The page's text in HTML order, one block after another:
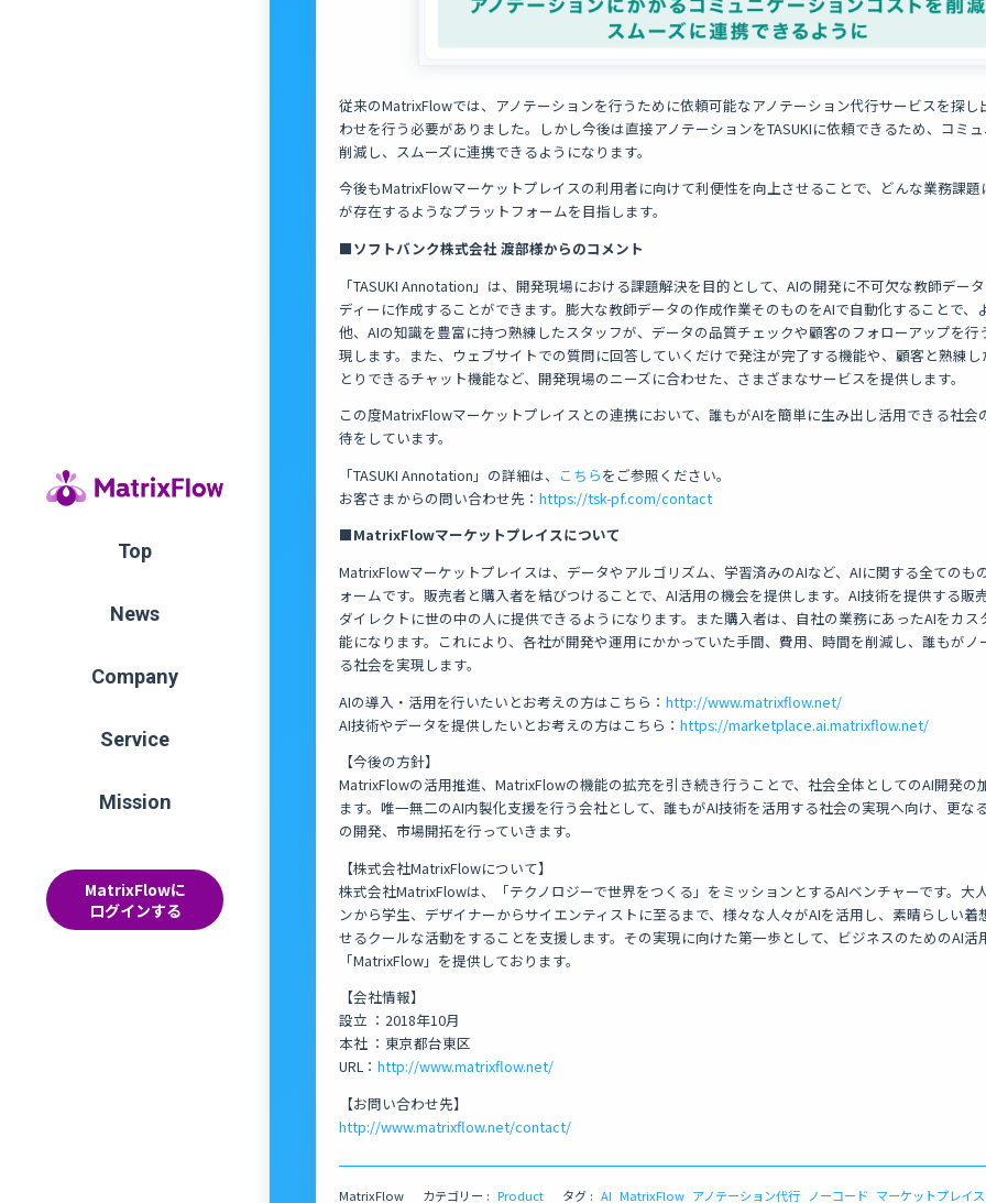
Top
News
Company
Service
Mission
MatrixFlowに
ログインする
従来のMatrixFlowでは、アノテーションを行うために依頼可能なアノテーション代行サービスを探
わせを行う必要がありました。しかし今後は直接アノテーションをTASUKIに依頼できるため、コミ
削減し、スムーズに連携できるようになります。
今後もMatrixFlowマーケットプレイスの利用者に向けて利便性を向上させることで、どんな業務課題
が存在するようなプラットフォームを目指します。
■ソフトバンク株式会社 渡部様からのコメント
「TASUKI Annotation」は、開発現場における課題解決を目的として、AIの開発に不可欠な教師デー
ディーに作成することができます。膨大な教師データの作成作業そのものをAIで自動化することで、
他、AIの知識を豊富に持つ熟練したスタッフが、データの品質チェックや顧客のフォローアップを
現します。また、ウェブサイトでの質問に回答していくだけで発注が完了する機能や、顧客と熟練
とりできるチャット機能など、開発現場のニーズに合わせた、さまざまなサービスを提供します。
この度MatrixFlowマーケットプレイスとの連携において、誰もがAIを簡単に生み出し活用できる社会
待をしています。
「TASUKI Annotation」の詳細は、
こちらをご参照ください。
お客さまからの問い合わせ先： https://tsk-pf.com/contact
■MatrixFlowマーケットプレイスについて
MatrixFlowマーケットプレイスは、データやアルゴリズム、学習済みのAIなど、AIに関する全てのも
ォームです。販売者と購入者を結びつけることで、AI活用の機会を提供します。AI技術を提供する販
ダイレクトに世の中の人に提供できるようになります。また購入者は、自社の業務にあったAIをカ
能になります。これにより、各社が開発や運用にかかっていた手間、費用、時間を削減し、誰もがノ
る社会を実現します。
AIの導入・活用を行いたいとお考えの方はこちら： http://www.matrixflow.net/
AI技術やデータを提供したいとお考えの方はこちら： https://marketplace.ai.matrixflow.net/
【今後の方針】
MatrixFlowの活用推進、MatrixFlowの機能の拡充を引き続き行うことで、社会全体としてのAI開発の
ます。唯一無二のAI内製化支援を行う会社として、誰もがAI技術を活用する社会の実現へ向け、更な
の開発、市場開拓を行っていきます。
【株式会社MatrixFlowについて】
株式会社MatrixFlowは、「テクノロジーで世界をつくる」をミッションとするAIベンチャーです。大
ンから学生、デザイナーからサイエンティストに至るまで、様々な人々がAIを活用し、素晴らしい着
せるクールな活動をすることを支援します。その実現に向けた第一歩として、ビジネスのためのAI活
「MatrixFlow」を提供しております。
【会社情報】
設立 ：2018年10月
本社 ：東京都台東区
URL： http://www.matrixflow.net/
【お問い合わせ先】
http://www.matrixflow.net/contact/
MatrixFlow カテゴリー : Product タグ : AI MatrixFlow アノテーション代行 ノーコード マーケットプレイス